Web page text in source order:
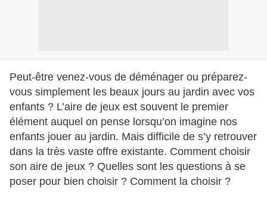
Peut-être venez-vous de déménager ou préparez-
vous simplement les beaux jours au jardin avec vos
enfants ? L’aire de jeux est souvent le premier
élément auquel on pense lorsqu’on imagine nos
enfants jouer au jardin. Mais difficile de s’y retrouver
dans la très vaste offre existante. Comment choisir
son aire de jeux ? Quelles sont les questions à se
poser pour bien choisir ? Comment la choisir ?